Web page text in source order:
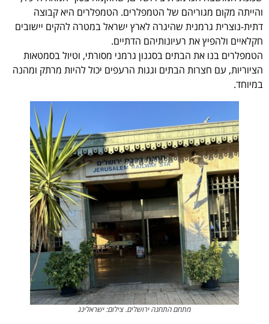
והייתה מקום מגוריהם של הטמפלרים. הטמפלרים היא קבוצה
דתית-נוצרית גרמנית שהיגרה לארץ ישראל במטרה להקים יישובים
חקלאיים ולהפיץ את רעיונותיהם הדתיים.
הטמפלרים בנו את הבתים בסגנון גרמני מסורתי, וטיול בסמטאות
הציוריות, עם חצרות הבתים וגגות הרעפים יכול להיות מרתק ומהנה
במיוחד.
מתחם התחנה ירושלים. צילום: ישראלינג